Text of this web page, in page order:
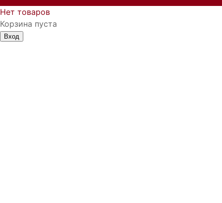
Нет товаров
Корзина пуста
Вход